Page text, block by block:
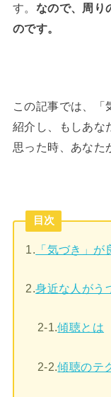
す。 なので、周り
のです。
この記事では、「
紹介し、もしあな
思った時、あなた
目次
1. 「気づき」
2.身近な人がう
2-1.傾聴とは
2-2.傾聴のテ